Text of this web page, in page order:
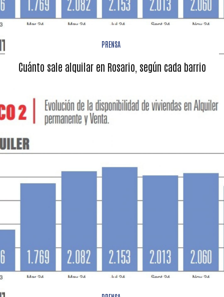
PRENSA
Cuánto sale alquilar en Rosario, según cada barrio